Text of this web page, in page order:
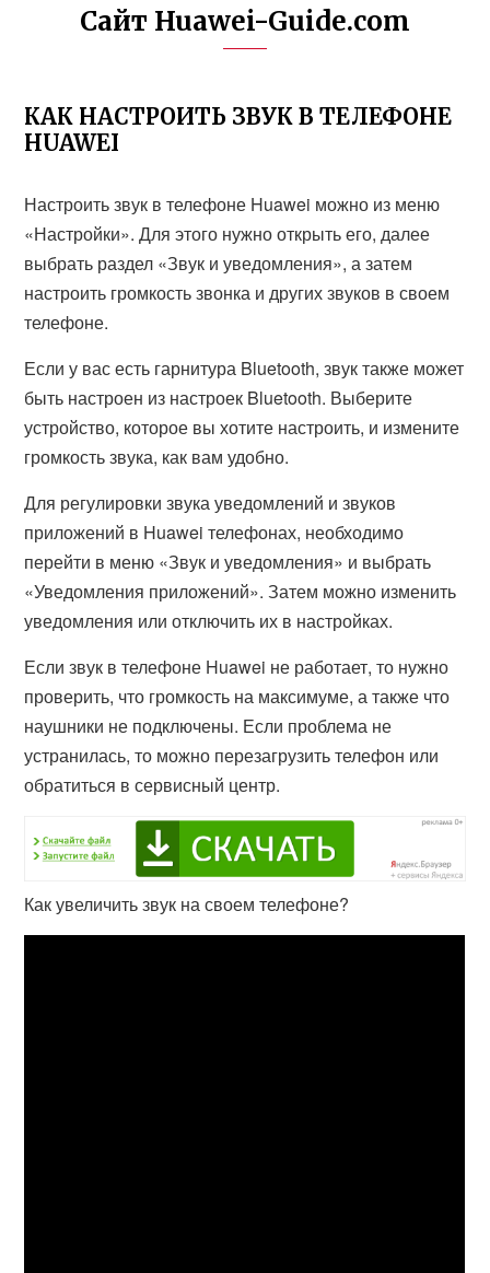
Сайт Huawei-Guide.com
КАК НАСТРОИТЬ ЗВУК В ТЕЛЕФОНЕ
HUAWEI
Настроить звук в телефоне Huawei можно из меню
«Настройки». Для этого нужно открыть его, далее
выбрать раздел «Звук и уведомления», а затем
настроить громкость звонка и других звуков в своем
телефоне.
Если у вас есть гарнитура Bluetooth, звук также может
быть настроен из настроек Bluetooth. Выберите
устройство, которое вы хотите настроить, и измените
громкость звука, как вам удобно.
Для регулировки звука уведомлений и звуков
приложений в Huawei телефонах, необходимо
перейти в меню «Звук и уведомления» и выбрать
«Уведомления приложений». Затем можно изменить
уведомления или отключить их в настройках.
Если звук в телефоне Huawei не работает, то нужно
проверить, что громкость на максимуме, а также что
наушники не подключены. Если проблема не
устранилась, то можно перезагрузить телефон или
обратиться в сервисный центр.
Как увеличить звук на своем телефоне?